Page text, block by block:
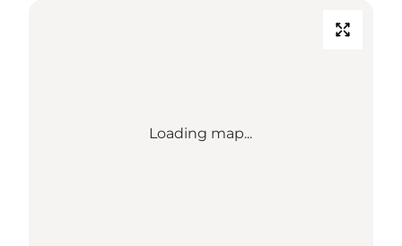
Loading map...